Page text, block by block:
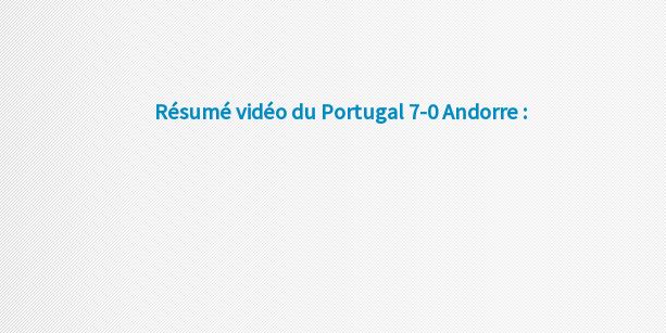
Résumé vidéo du Portugal 7-0 Andorre :